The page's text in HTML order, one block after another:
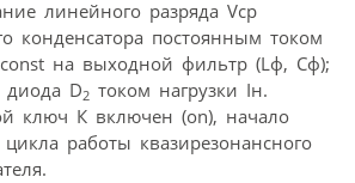
линейного разряда Vcр
конденсатора постоянным током
на выходной фильтр (Lф, Cф);
диода D2 током нагрузки Iн.
ключ К включен (on), начало
работы квазирезонансного